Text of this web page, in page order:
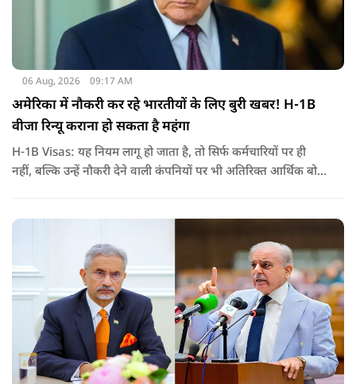
06 Aug, 2026 09:17 AM
अमेरिका में नौकरी कर रहे भारतीयों के लिए बुरी खबर! H-1B
वीजा रिन्यू कराना हो सकता है महंगा
H-1B Visas: यह नियम लागू हो जाता है, तो सिर्फ कर्मचारियों पर ही
नहीं, बल्कि उन्हें नौकरी देने वाली कंपनियों पर भी अतिरिक्त आर्थिक बोझ
वीजा का समय-समय पर नवीनीकरण कराते हैं.